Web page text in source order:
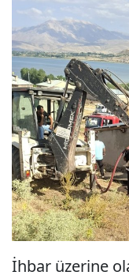
İhbar üzerine